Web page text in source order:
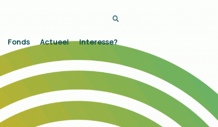
Fonds Actueel Interesse?
Zoeken...